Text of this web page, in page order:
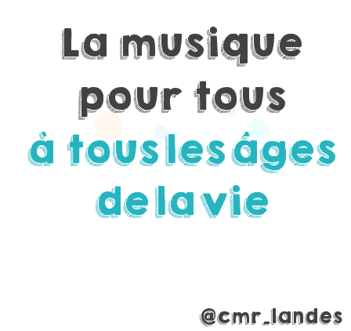
La musique
pour tous
à touslesâges
delavie
@cmr_landes